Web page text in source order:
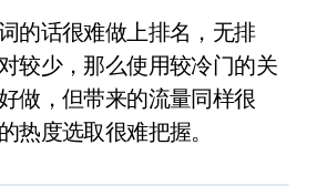
的话很难做上排名，无排
较少，那么使用较冷门的关
做，但带来的流量同样很
热度选取很难把握。